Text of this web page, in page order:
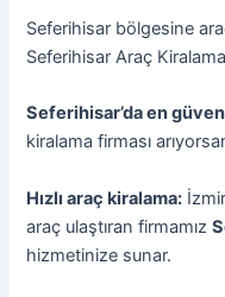
Seferihisar bölgesine
Seferihisar Araç
Seferihisar’da en
kiralama firması
Hızlı araç kiralama:
araç ulaştıran firmamız
hizmetinize sunar.